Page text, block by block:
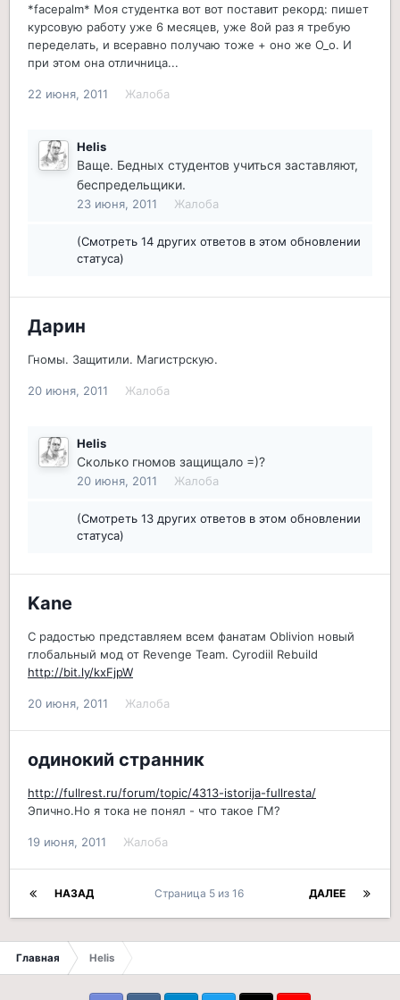
*facepalm* Моя студентка вот вот поставит рекорд: пишет
курсовую работу уже 6 месяцев, уже 8ой раз я требую
переделать, и всеравно получаю тоже + оно же O_o. И
при этом она отличница...
22 июня, 2011 Жалоба
Helis
Ваще. Бедных студентов учиться заставляют,
беспредельщики.
23 июня, 2011 Жалоба
(Смотреть 14 других ответов в этом обновлении
статуса)
Дарин
Гномы. Защитили. Магистрскую.
20 июня, 2011 Жалоба
Helis
Сколько гномов защищало =)?
20 июня, 2011 Жалоба
(Смотреть 13 других ответов в этом обновлении
статуса)
Kane
С радостью представляем всем фанатам Oblivion новый
глобальный мод от Revenge Team. Cyrodiil Rebuild
http://bit.ly/kxFjpW
20 июня, 2011 Жалоба
одинокий странник
http://fullrest.ru/forum/topic/4313-istorija-fullresta/
Эпично.Но я тока не понял - что такое ГМ?
19 июня, 2011 Жалоба
НАЗАД ДАЛЕЕ
Страница 5 из 16
Главная Helis